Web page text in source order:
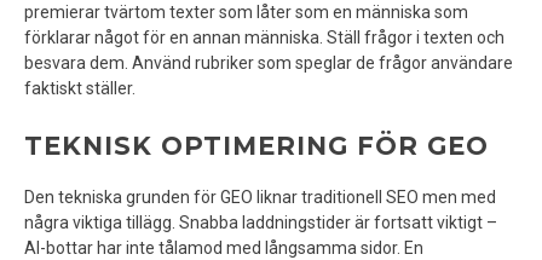
premierar tvärtom texter som låter som en människa som
förklarar något för en annan människa. Ställ frågor i texten och
besvara dem. Använd rubriker som speglar de frågor användare
faktiskt ställer.
TEKNISK OPTIMERING FÖR GEO
Den tekniska grunden för GEO liknar traditionell SEO men med
några viktiga tillägg. Snabba laddningstider är fortsatt viktigt –
AI-bottar har inte tålamod med långsamma sidor. En